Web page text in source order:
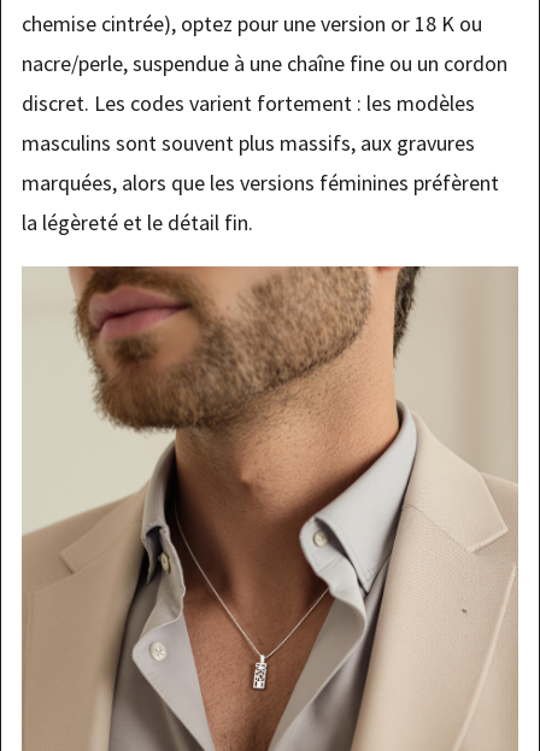
chemise cintrée), optez pour une version or 18 K ou
nacre/perle, suspendue à une chaîne fine ou un cordon
discret. Les codes varient fortement : les modèles
masculins sont souvent plus massifs, aux gravures
marquées, alors que les versions féminines préfèrent
la légèreté et le détail fin.